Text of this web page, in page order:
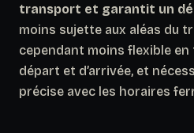
transport et garantit un
moins sujette aux aléas du
cependant moins flexible
départ et d’arrivée, et
précise avec les horaires